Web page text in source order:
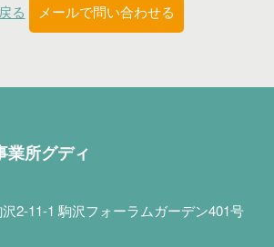
る メールで問い合わせる
業所グディ
2-11-1 駒沢フォーラムガーデン401号